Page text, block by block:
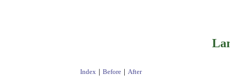
Index ｜ Before ｜ After